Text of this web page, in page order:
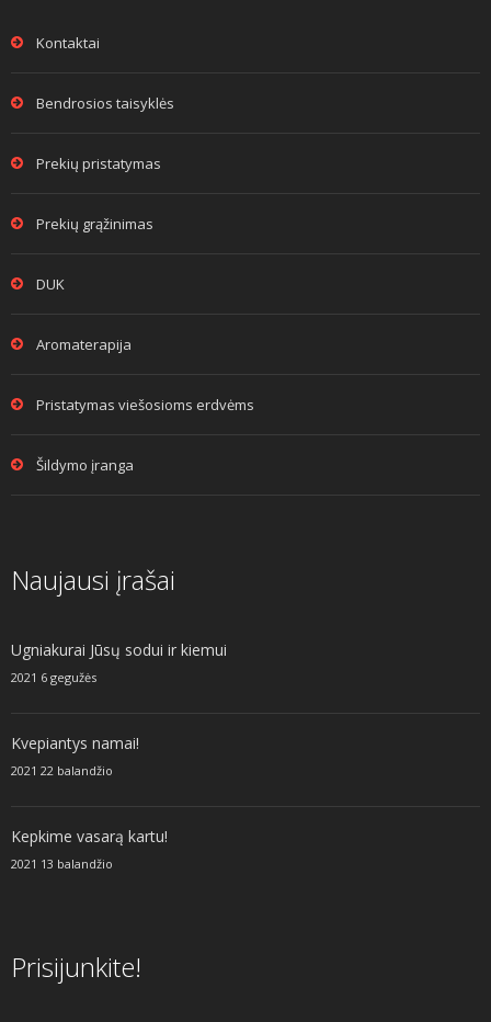
Kontaktai
Bendrosios taisyklės
Prekių pristatymas
Prekių grąžinimas
DUK
Aromaterapija
Pristatymas viešosioms erdvėms
Šildymo įranga
Naujausi įrašai
Ugniakurai Jūsų sodui ir kiemui
2021 6 gegužės
Kvepiantys namai!
2021 22 balandžio
Kepkime vasarą kartu!
2021 13 balandžio
Prisijunkite!